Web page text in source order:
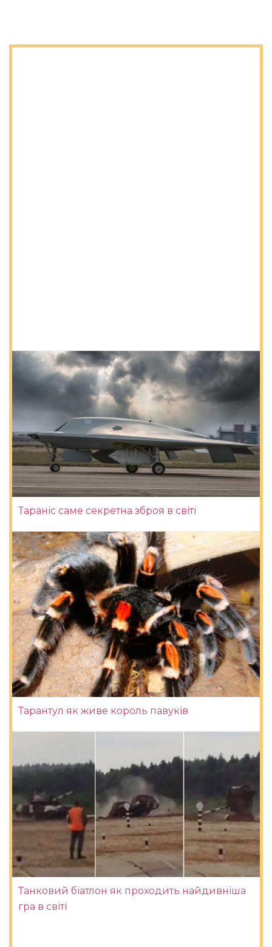
Тараніс саме секретна зброя в світі
Тарантул як живе король павуків
Танковий біатлон як проходить найдивніша
гра в світі